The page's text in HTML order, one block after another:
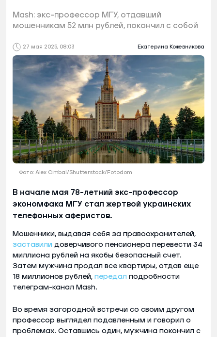
27 мая 2025, 08:03 Екатерина Кожевникова
Mash: экс-профессор МГУ, отдавший
мошенникам 52 млн рублей, покончил с собой
Фото: Alex Cimbal/Shutterstock/Fotodom
В начале мая 78-летний экс-профессор
экономфака МГУ стал жертвой украинских
телефонных аферистов.
Мошенники, выдавая себя за правоохранителей,
заставили доверчивого пенсионера перевести 34
миллиона рублей на якобы безопасный счет.
Затем мужчина продал все квартиры, отдав еще
18 миллионов рублей, передал подробности
телеграм-канал Mash.
Во время загородной встречи со своим другом
профессор выглядел подавленным и говорил о
проблемах. Оставшись один, мужчина покончил с